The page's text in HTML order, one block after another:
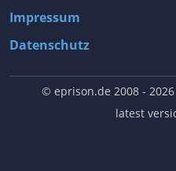
Impressum
Datenschutz
© eprison.de 2008 - 2026
latest